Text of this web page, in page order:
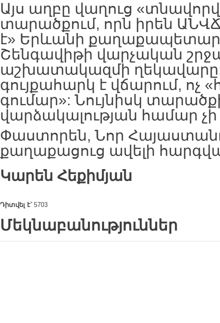
Այս աղբը վաղուց
տարածքում, որն իրեն
է» Երևանի
Շենգավիթի վարչական
աշխատակազմի ղեկավարը:
գույքահարկ է վճարում, ոչ
գումար»: Նույնիսկ
վարձակալության համար չի
Փաստորեն, Նոր
քաղաքացուց ավելի
Կարեն Հեքիմյան
Դիտվել է՝5703
Մեկնաբանություններ